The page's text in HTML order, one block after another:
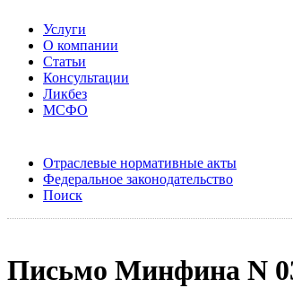
Услуги
О компании
Статьи
Консультации
Ликбез
МСФО
Отраслевые нормативные акты
Федеральное законодательство
Поиск
Письмо Минфина N